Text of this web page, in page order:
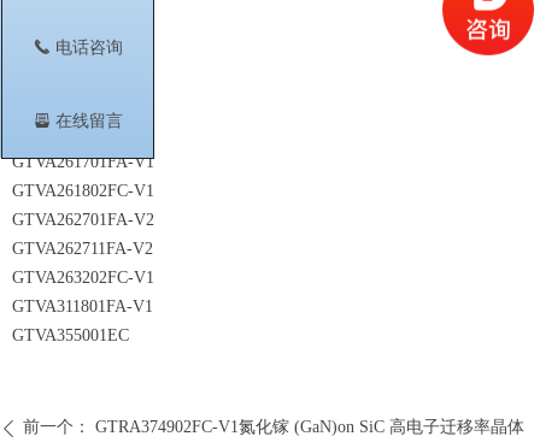
끅 电话咨询
뀣 在线留言
GTVA126001EC-V1
GTVA220701FA-V1
GTVA261701FA-V1
GTVA261802FC-V1
GTVA262701FA-V2
GTVA262711FA-V2
GTVA263202FC-V1
GTVA311801FA-V1
GTVA355001EC
ꄴ 前一个：
GTRA374902FC-V1氮化镓 (GaN)on SiC 高电子迁移率晶体